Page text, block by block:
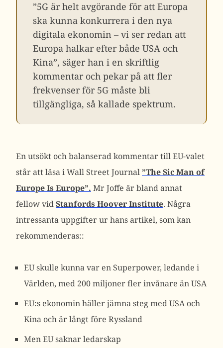
”5G är helt avgörande för att Europa
ska kunna konkurrera i den nya
digitala ekonomin – vi ser redan att
Europa halkar efter både USA och
Kina”, säger han i en skriftlig
kommentar och pekar på att fler
frekvenser för 5G måste bli
tillgängliga, så kallade spektrum.
En utsökt och balanserad kommentar till EU-valet
står att läsa i Wall Street Journal ”The Sic Man of
Europe Is Europe”. Mr Joffe är bland annat
fellow vidStanfords HooverInstitute. Några
intressanta uppgifter ur hans artikel, som kan
rekommenderas::
EU skulle kunna var en Superpower, ledande i
Världen, med 200 miljoner fler invånare än USA
EU:s ekonomin häller jämna steg med USA och
Kina och är långt före Ryssland
Men EU saknar ledarskap